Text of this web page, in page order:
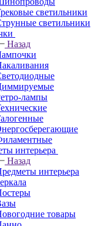
светильники
светильники
Назад
лампы
интерьера
Назад
интерьера
товары